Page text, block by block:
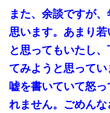
また、余談ですが
思います。あまり
と思ってもいたし
てみようと思ってい
嘘を書いていて怒
れません。ごめんな